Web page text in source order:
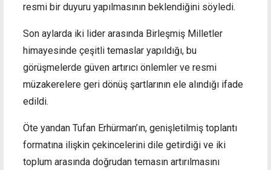
resmi bir duyuru yapılmasının beklendiğini söyledi.
Son aylarda iki lider arasında Birleşmiş Milletler
himayesinde çeşitli temaslar yapıldığı, bu
görüşmelerde güven artırıcı önlemler ve resmi
müzakerelere geri dönüş şartlarının ele alındığı ifade
edildi.
Öte yandan Tufan Erhürman’ın, genişletilmiş toplantı
formatına ilişkin çekincelerini dile getirdiği ve iki
toplum arasında doğrudan temasın artırılmasını